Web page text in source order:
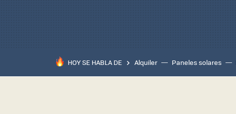
HOY SE HABLA DE Alquiler Paneles solares